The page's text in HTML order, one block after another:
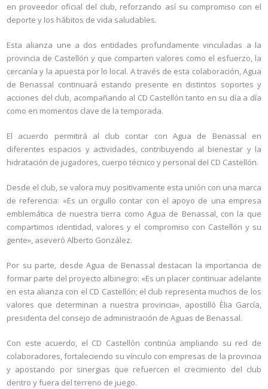
en proveedor oficial del club, reforzando así su compromiso con el
deporte y los hábitos de vida saludables.
Esta alianza une a dos entidades profundamente vinculadas a la
provincia de Castellón y que comparten valores como el esfuerzo, la
cercanía y la apuesta por lo local. A través de esta colaboración, Agua
de Benassal continuará estando presente en distintos soportes y
acciones del club, acompañando al CD Castellón tanto en su día a día
como en momentos clave de la temporada.
El acuerdo permitirá al club contar con Agua de Benassal en
diferentes espacios y actividades, contribuyendo al bienestar y la
hidratación de jugadores, cuerpo técnico y personal del CD Castellón.
Desde el club, se valora muy positivamente esta unión con una marca
de referencia: «Es un orgullo contar con el apoyo de una empresa
emblemática de nuestra tierra como Agua de Benassal, con la que
compartimos identidad, valores y el compromiso con Castellón y su
gente», aseveró Alberto González.
Por su parte, desde Agua de Benassal destacan la importancia de
formar parte del proyecto albinegro: «Es un placer continuar adelante
en esta alianza con el CD Castellón; el club representa muchos de los
valores que determinan a nuestra provincia», apostilló Èlia García,
presidenta del consejo de administración de Aguas de Benassal.
Con este acuerdo, el CD Castellón continúa ampliando su red de
colaboradores, fortaleciendo su vínculo con empresas de la provincia
y apostando por sinergias que refuercen el crecimiento del club
dentro y fuera del terreno de juego.